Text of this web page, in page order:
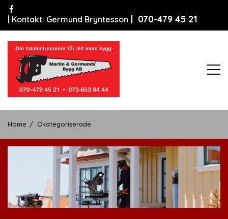
Skip
content
| Kontakt: Germund Bryntesson | 070-479 45 21
Home Okategoriserade